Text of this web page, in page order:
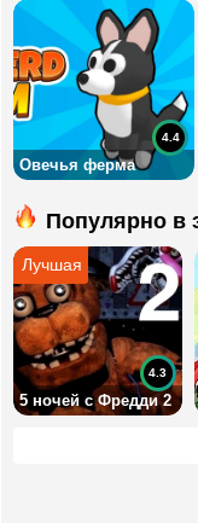
Овечья ферма
4.4
Популярно в
5 ночей с Фредди 2
4.3